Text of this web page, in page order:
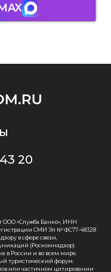
20
ООО «Служба Банко», ИНН
регистрации СМИ Эл № ФС77-48328
в сфере связи,
(Роскомнадзор).
в России и во всем мире.
туристический форум.
или частичном цитировании